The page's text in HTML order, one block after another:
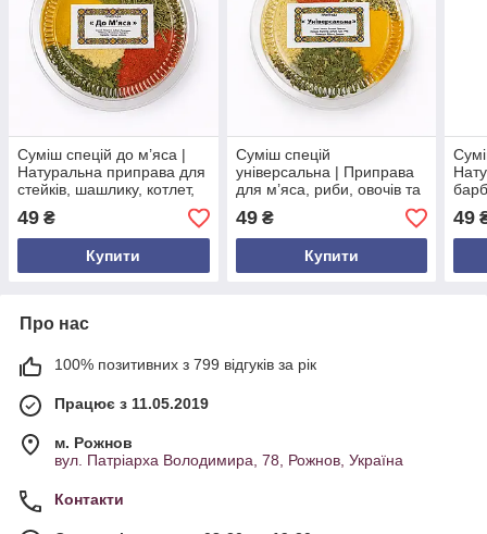
Суміш спецій до м’яса |
Натуральна приправа для
стейків, шашлику, котлет,
тушкування | Суміш трав і
прянощів 60 г
49 ₴
Купити
Суміш спецій
універсальна | Приправа
для м’яса, риби, овочів та
супів | Натуральна суміш
трав та прянощів 60 г |
Без консервантів
49₴
Купити
| У
49
Про нас
100% позитивних з 799 відгуків за рік
Працює з 11.05.2019
м. Рожнов
вул. Патріарха Володимира, 78, Рожнов, Україна
Контакти